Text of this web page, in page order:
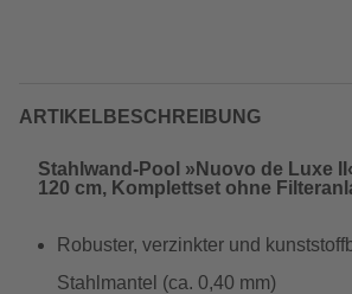
ARTIKELBESCHREIBUNG
Stahlwand-Pool »Nuovo de Luxe
120 cm, Komplettset ohne
Robuster, verzinkter und
Stahlmantel (ca. 0,40 mm)